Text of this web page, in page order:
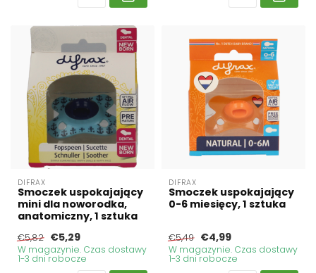
DIFRAX
Smoczek uspokajający
mini dla noworodka,
anatomiczny, 1 sztuka
€5,82 €5,29
W magazynie. Czas dostawy
1-3 dni robocze
DIFRAX
Smoczek uspokajający
0-6 miesięcy, 1 sztuka
€5,49 €4,99
W magazynie. Czas dostawy
1-3 dni robocze